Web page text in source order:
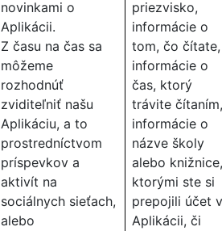
novinkami o
Aplikácii.
Z času na čas sa
môžeme
rozhodnúť
zviditeľniť našu
Aplikáciu, a to
prostredníctvom
príspevkov a
aktivít na
sociálnych sieťach,
alebo
priezvisko,
informácie o
tom, čo čítate,
informácie o
čas, ktorý
trávite čítaním,
informácie o
názve školy
alebo
ktorými ste si
prepojili účet v
Aplikácii, či